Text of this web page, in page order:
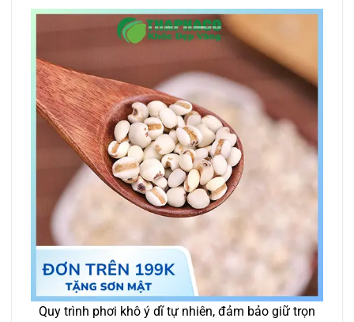
Quy trình phơi khô ý dĩ tự nhiên, đảm bảo giữ trọn